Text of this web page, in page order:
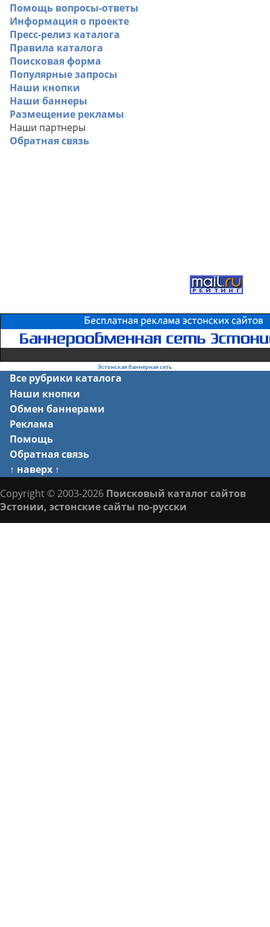
Помощь вопросы-ответы
Информация о проекте
Пресс-релиз каталога
Правила каталога
Поисковая форма
Популярные запросы
Наши кнопки
Наши баннеры
Размещение рекламы
Наши партнеры
Обратная связь
Эстонская баннерная сеть
Все рубрики каталога
Наши кнопки
Обмен баннерами
Реклама
Помощь
Обратная связь
↑ наверх ↑
Copyright © 2003-2026 Поисковый каталог сайтов
Эстонии, эстонские сайты по-русски